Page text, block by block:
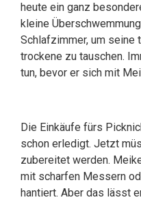
heute ein ganz
kleine
Schlafzimmer, um seine
trockene zu tauschen.
tun, bevor er sich mit
Die Einkäufe fürs
schon erledigt. Jetzt
zubereitet werden.
mit scharfen Messern
hantiert. Aber das lässt